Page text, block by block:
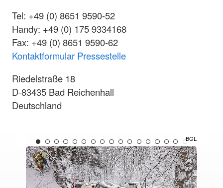
Tel: +49 (0) 8651 9590-52
Handy: +49 (0) 175 9334168
Fax: +49 (0) 8651 9590-62
Kontaktformular Pressestelle
Riedelstraße 18
D-83435 Bad Reichenhall
Deutschland
BGL